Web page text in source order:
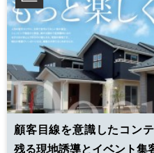
顧客目線を意識したコン
残る現地誘導とイベント集